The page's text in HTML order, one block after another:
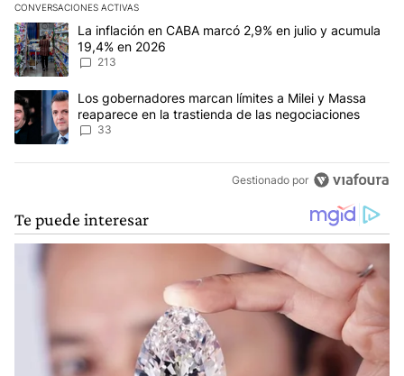
CONVERSACIONES ACTIVAS
Este listado muestra los artículos con más comentarios en los
Un artículo de tendencia con el título "La inflación en CABA
La inflación en CABA marcó 2,9% en julio y acumula
19,4% en 2026
213
Un artículo de tendencia con el título "Los gobernadores
Los gobernadores marcan límites a Milei y Massa
reaparece en la trastienda de las negociaciones
33
Gestionado por